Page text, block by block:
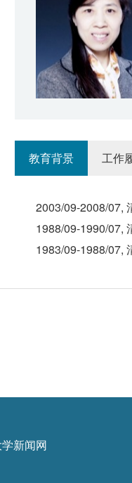
教育背景 工作
2003/09-2008/07,
1988/09-1990/07,
1983/09-1988/07,
新闻网